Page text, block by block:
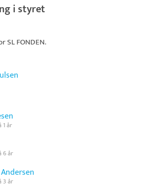
i styret
SL FONDEN.
1 år
6 år
3 år